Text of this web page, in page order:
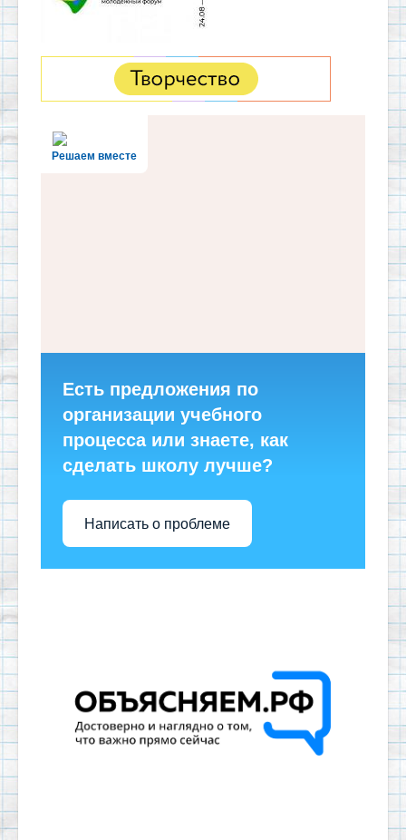
Решаем вместе
Есть предложения по
организации учебного
процесса или знаете, как
сделать школу лучше?
Написать о проблеме